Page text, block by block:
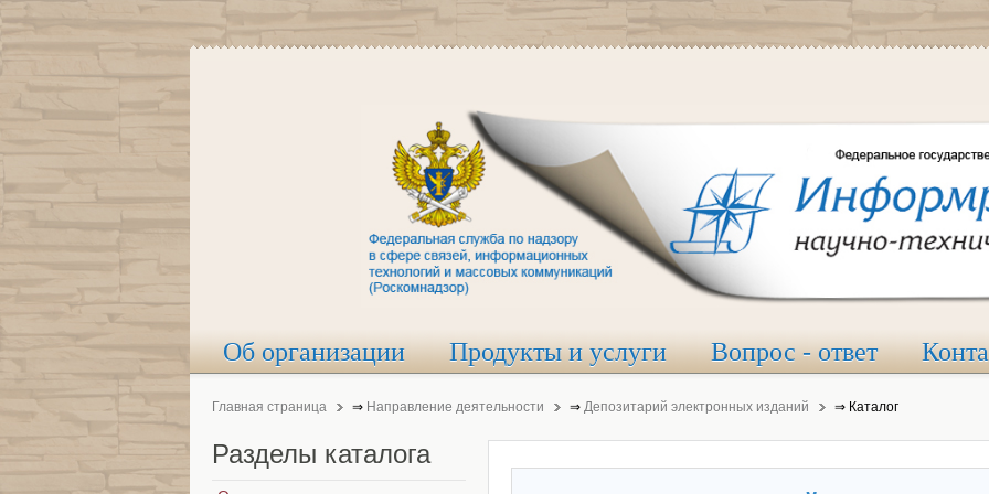
Об организации Продукты и услуги Вопрос - ответ
Главная страница ⇒ Направление деятельности ⇒ Депозитарий электронных изданий ⇒ Каталог
Разделы каталога